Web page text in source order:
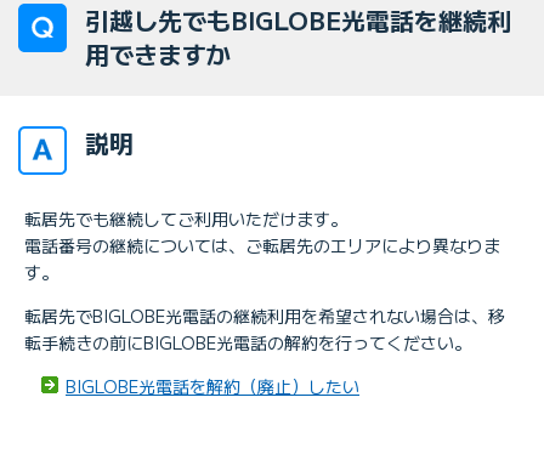
引越し先でもBIGLOBE光電話を継続利
用できますか
説明
転居先でも継続してご利用いただけます。
電話番号の継続については、ご転居先のエリアにより異なりま
す。
転居先でBIGLOBE光電話の継続利用を希望されない場合は、移
転手続きの前にBIGLOBE光電話の解約を行ってください。
BIGLOBE光電話を解約（廃止）したい